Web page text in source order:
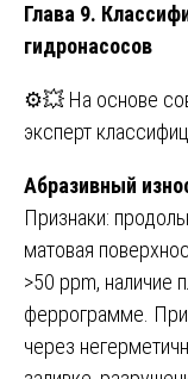
Глава 9.
гидронасосов
⚙️💥 На основе
эксперт
Абразивный
Признаки:
матовая
>50 ppm, наличие
феррограмме.
через